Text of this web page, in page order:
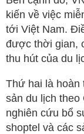
kiến về việc
tới Việt Nam.
được thời gian,
thu hút của du
Thứ hai là hoàn
sản du lịch theo
nghiên cứu bổ
shoptel và các